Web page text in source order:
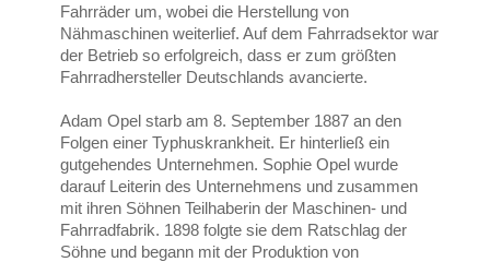
Fahrräder um, wobei die Herstellung von
Nähmaschinen weiterlief. Auf dem Fahrradsektor war
der Betrieb so erfolgreich, dass er zum größten
Fahrradhersteller Deutschlands avancierte.
Adam Opel starb am 8. September 1887 an den
Folgen einer Typhuskrankheit. Er hinterließ ein
gutgehendes Unternehmen. Sophie Opel wurde
darauf Leiterin des Unternehmens und zusammen
mit ihren Söhnen Teilhaberin der Maschinen- und
Fahrradfabrik. 1898 folgte sie dem Ratschlag der
Söhne und begann mit der Produktion von